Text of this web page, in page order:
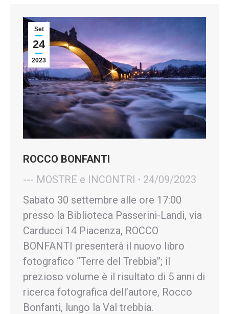
Set
24
2023
ROCCO BONFANTI
--- MOSTRE e INCONTRI
24/09/2023
Sabato 30 settembre alle ore 17:00
presso la Biblioteca Passerini-Landi, via
Carducci 14 Piacenza, ROCCO
BONFANTI presenterà il nuovo libro
fotografico “Terre del Trebbia”; il
prezioso volume è il risultato di 5 anni di
ricerca fotografica dell’autore, Rocco
Bonfanti, lungo la Val trebbia.